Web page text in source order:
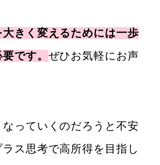
大きく変えるためには一歩
です。 ぜひお気軽にお声
っていくのだろうと不安
ス思考で高所得を目指し